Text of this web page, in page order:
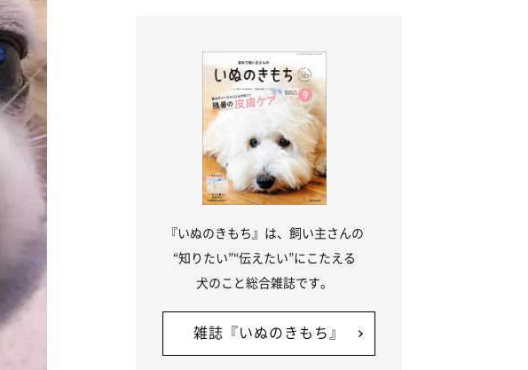
『いぬのきもち』は、飼い主さんの
“知りたい”“伝えたい”にこたえる
犬のこと総合雑誌です。
雑誌『いぬのきもち』